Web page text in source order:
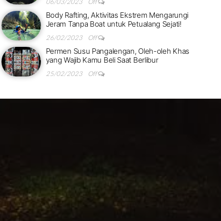
Body Rafting, Aktivitas Ekstrem Mengarungi
Jeram Tanpa Boat untuk Petualang Sejati!
26/02/2023 Off
Permen Susu Pangalengan, Oleh-oleh Khas
yang Wajib Kamu Beli Saat Berlibur
25/02/2023 Off